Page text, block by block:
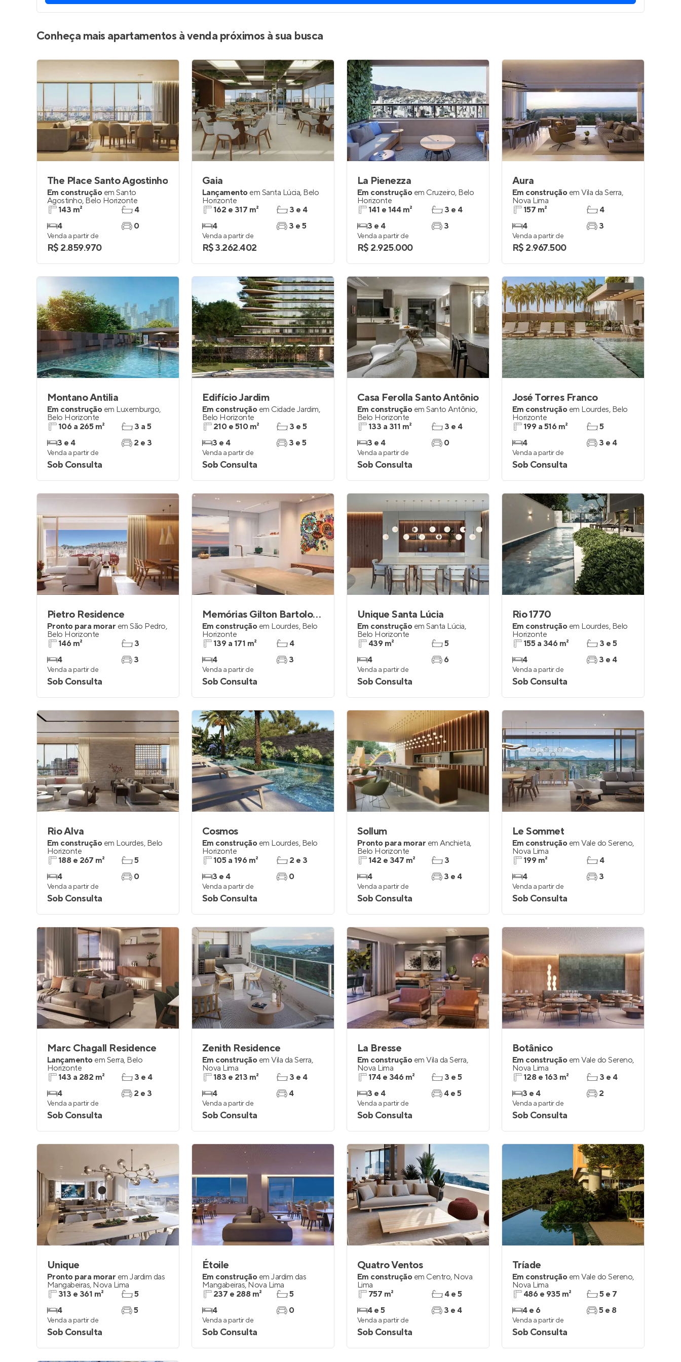
Conheça mais apartamentos à venda próximos à sua busca
The Place Santo Agostinho
Em construção em Santo
Agostinho, Belo Horizonte
143 m²
4
4
0
Venda a partir de
R$ 2.859.970
Gaia
Lançamento em Santa Lúcia, Belo
Horizonte
162 e 317 m²
4
3 e 4
3 e 5
Venda a partir de
R$ 3.262.402
La Pienezza
Em construção em Cruzeiro, Belo
Horizonte
141 e 144 m²
3 e 4
3 e 4
3
Venda a partir de
R$ 2.925.000
Aura
Em construção em Vila da Serra,
Nova Lima
157 m²
4
4
3
Venda a partir de
R$ 2.967.500
Montano Antilia
Em construção em Luxemburgo,
Belo Horizonte
106 a 265 m²
3 e 4
3 a 5
2 e 3
Venda a partir de
Sob Consulta
Edifício Jardim
Em construção em Cidade Jardim,
Belo Horizonte
210 e 510 m²
3 e 4
3 e 5
3 e 5
Venda a partir de
Sob Consulta
Casa Ferolla Santo Antônio
Em construção em Santo Antônio,
Belo Horizonte
133 a 311 m²
3 e 4
3 e 4
0
Venda a partir de
Sob Consulta
José Torres Franco
Em construção em Lourdes, Belo
Horizonte
199 a 516 m²
4
5
3 e 4
Venda a partir de
Sob Consulta
Pietro Residence
Pronto para morar em São Pedro,
Belo Horizonte
146 m²
4
3
3
Venda a partir de
Sob Consulta
Memórias Gilton Bartolomeu
Em construção em Lourdes, Belo
Horizonte
139 a 171 m²
4
4
3
Venda a partir de
Sob Consulta
Unique Santa Lúcia
Em construção em Santa Lúcia,
Belo Horizonte
439 m²
4
5
6
Venda a partir de
Sob Consulta
Rio 1770
Em construção em Lourdes, Belo
Horizonte
155 a 346 m²
4
3 e 5
3 e 4
Venda a partir de
Sob Consulta
Rio Alva
Em construção em Lourdes, Belo
Horizonte
188 e 267 m²
4
5
0
Venda a partir de
Sob Consulta
Cosmos
Em construção em Lourdes, Belo
Horizonte
105 a 196 m²
3 e 4
2 e 3
0
Venda a partir de
Sob Consulta
Sollum
Pronto para morar em Anchieta,
Belo Horizonte
142 e 347 m²
4
3
3 e 4
Venda a partir de
Sob Consulta
Le Sommet
Em construção em Vale do Sereno,
Nova Lima
199 m²
4
4
3
Venda a partir de
Sob Consulta
Marc Chagall Residence
Lançamento em Serra, Belo
Horizonte
143 a 282 m²
4
3 e 4
2 e 3
Venda a partir de
Sob Consulta
Zenith Residence
Em construção em Vila da Serra,
Nova Lima
183 e 213 m²
4
3 e 4
4
Venda a partir de
Sob Consulta
La Bresse
Em construção em Vila da Serra,
Nova Lima
174 e 346 m²
3 e 4
3 e 5
4 e 5
Venda a partir de
Sob Consulta
Botânico
Em construção em Vale do Sereno,
Nova Lima
128 e 163 m²
3 e 4
3 e 4
2
Venda a partir de
Sob Consulta
Unique
Pronto para morar em Jardim das
Mangabeiras, Nova Lima
313 e 361 m²
4
5
5
Venda a partir de
Sob Consulta
Étoile
Em construção em Jardim das
Mangabeiras, Nova Lima
237 e 288 m²
4
5
0
Venda a partir de
Sob Consulta
Quatro Ventos
Em construção em Centro, Nova
Lima
757 m²
4 e 5
4 e 5
3 e 4
Venda a partir de
Sob Consulta
Tríade
Em construção em Vale do Sereno,
Nova Lima
486 e 935 m²
4 e 6
5 e 7
5 e 8
Venda a partir de
Sob Consulta